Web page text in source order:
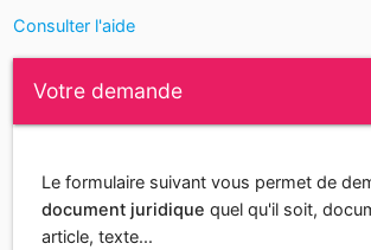
Consulter l'aide
Votre demande
Le formulaire suivant vous permet de
document juridique quel qu'il soit,
article, texte...